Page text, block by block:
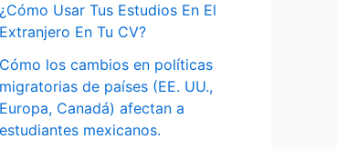
¿Cómo Usar Tus Estudios En El
Extranjero En Tu CV?
Cómo los cambios en políticas
migratorias de países (EE. UU.,
Europa, Canadá) afectan a
estudiantes mexicanos.